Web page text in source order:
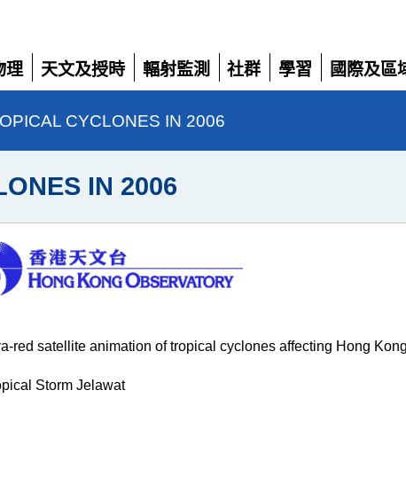
理
天文及授時
展
開
輻射監測
展
開
社群
展
學習
展
國際及區
展
CYCLONES IN 2006
IN 2006
red satellite animation of tropical cyclones affecting Hong
Storm Jelawat